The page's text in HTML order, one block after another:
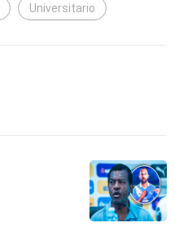
Universitario